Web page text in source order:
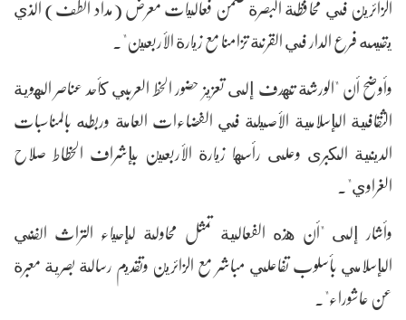
يقيمه فرع الدار في القرنة تزامنا مع زيارة الأربعين".
وأوضح أن "الورشة تهدف إلى تعزيز حضور الخط العربي كأحد عناصر الهوية
الثقافية الإسلامية الأصيلة في الفضاءات العامة وربطه بالمناسبات
الدينية الكبرى وعلى رأسها زيارة الأربعين بإشراف الخطاط صلاح
الغراوي".
وأشار إلى "أن هذه الفعالية تمثل محاولة لإحياء التراث الفني
الإسلامي بأسلوب تفاعلي مباشر مع الزائرين وتقديم رسالة بصرية معبرة
عن عاشوراء".